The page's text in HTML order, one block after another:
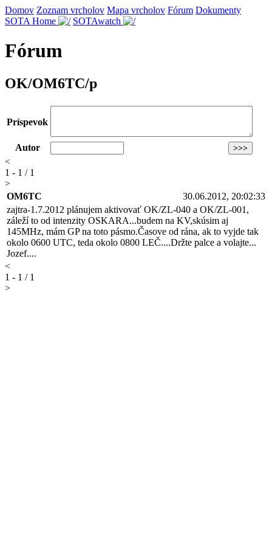
Domov Zoznam vrcholov Mapa vrcholov Fórum Dokumenty
SOTA Home
SOTAwatch
Fórum
OK/OM6TC/p
Príspevok
Autor
<
1 - 1 / 1
>
OM6TC
30.06.2012, 20:02:33
zajtra-1.7.2012 plánujem aktivovať OK/ZL-040 a OK/ZL-001,
záleží to od intenzity OSKARA...budem na KV,skúsim aj
145MHz, mám GP na toto pásmo.Časove od rána, ak to vyjde tak
okolo 0600 UTC, teda okolo 0800 LEČ....Držte palce a volajte...
Jozef....
<
1 - 1 / 1
>